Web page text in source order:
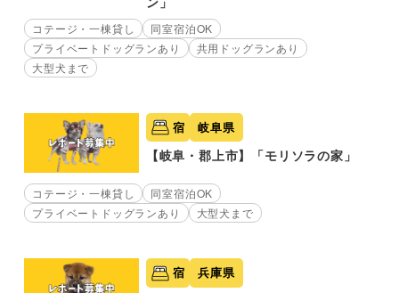
コテージ・一棟貸し
同室宿泊OK
プライベートドッグランあり
共用ドッグランあり
大型犬まで
宿 岐阜県
【岐阜・郡上市】「モリソラの家」
コテージ・一棟貸し
同室宿泊OK
プライベートドッグランあり
大型犬まで
宿 兵庫県